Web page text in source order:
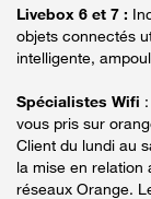
Livebox 6 et 7 :
objets connectés
intelligente,
Spécialistes Wifi
vous pris sur
Client du lundi au
la mise en relation
réseaux Orange.